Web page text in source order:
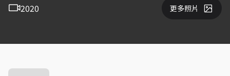
2020 更多照片